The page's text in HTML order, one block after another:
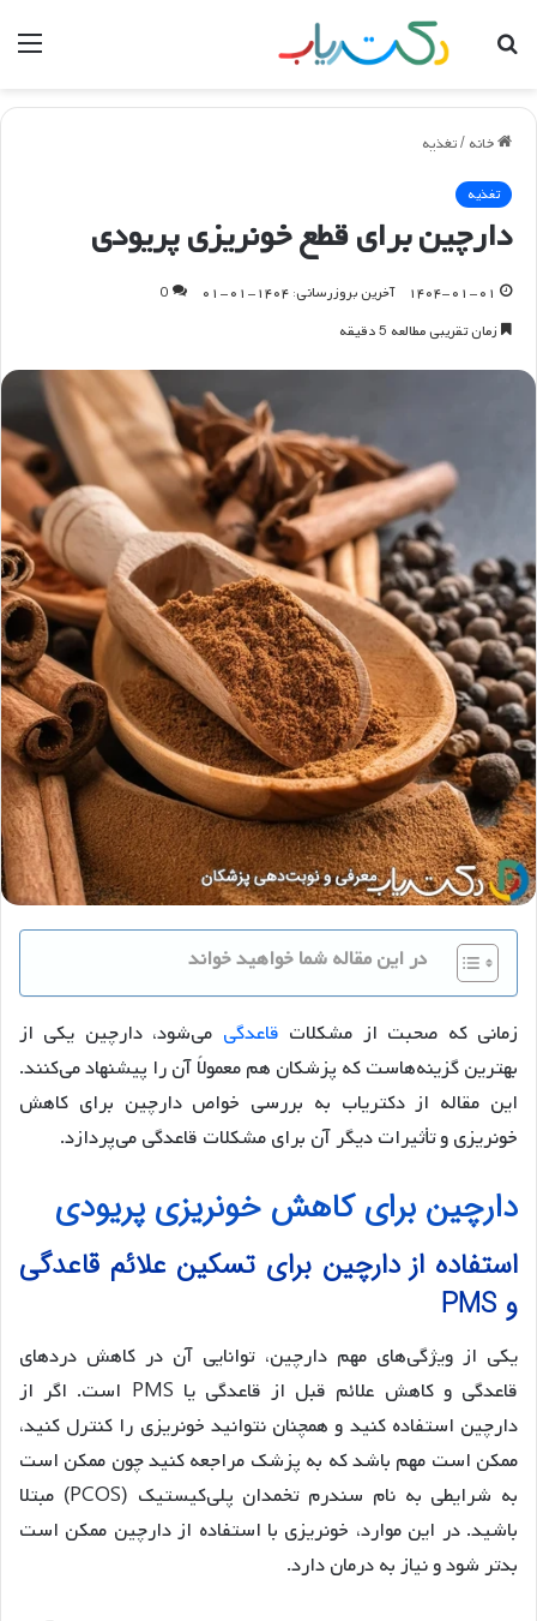
جستجو
خانه /تغذیه
تغذیه
دارچین برای قطع خونریزی پریودی
۱۴۰۴-۰۱-۰۱ آخرین بروزرسانی: ۱۴۰۴-۰۱-۰۱
0
زمان تقریبی مطالعه 5 دقیقه
در این مقاله شما خواهید خواند
زمانی که صحبت از مشکلات قاعدگی می‌شود، دارچین یکی از
بهترین گزینه‌هاست که پزشکان هم معمولاً آن را پیشنهاد می‌کنند.
این مقاله از دکتریاب به بررسی خواص دارچین برای کاهش
خونریزی و تأثیرات دیگر آن برای مشکلات قاعدگی می‌پردازد.
دارچین برای کاهش خونریزی پریودی
استفاده از دارچین برای تسکین علائم قاعدگی
و PMS
یکی از ویژگی‌های مهم دارچین، توانایی آن در کاهش دردهای
قاعدگی و کاهش علائم قبل از قاعدگی یا PMS است. اگر از
دارچین استفاده کنید و همچنان نتوانید خونریزی را کنترل کنید،
ممکن است مهم باشد که به پزشک مراجعه کنید چون ممکن است
به شرایطی به نام سندرم تخمدان پلی‌کیستیک (PCOS) مبتلا
باشید. در این موارد، خونریزی با استفاده از دارچین ممکن است
بدتر شود و نیاز به درمان دارد.